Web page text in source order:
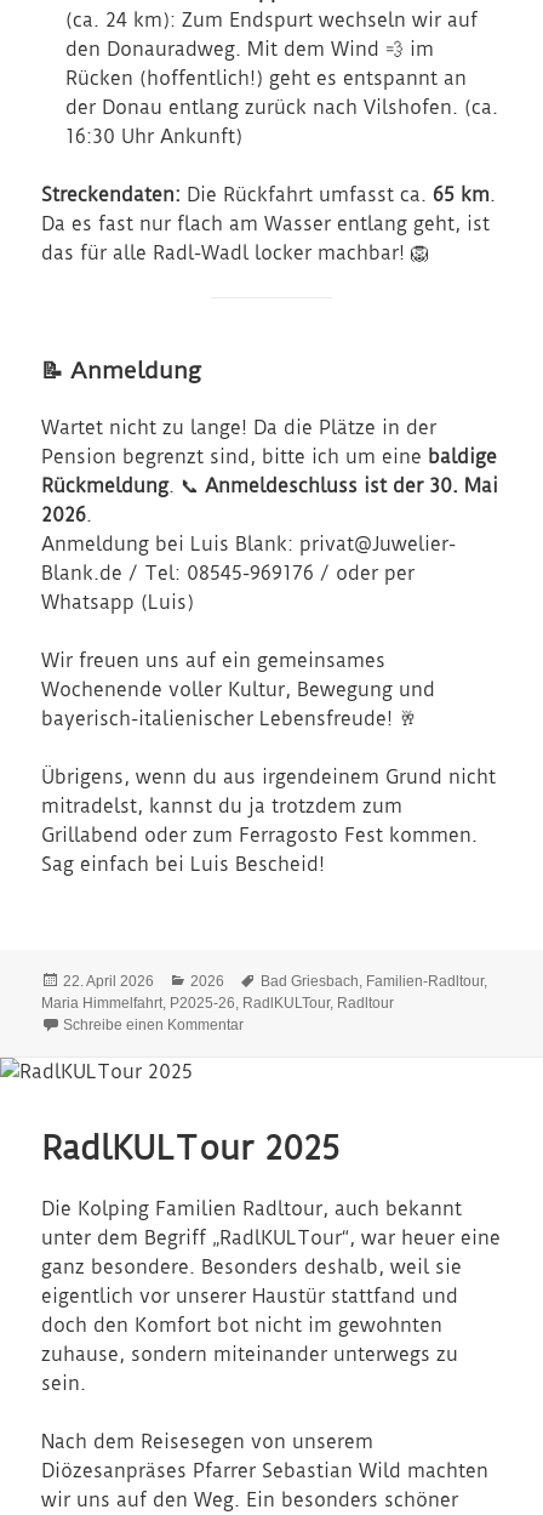
(ca. 24 km): Zum Endspurt wechseln wir auf
den Donauradweg. Mit dem Wind 💨 im
Rücken (hoffentlich!) geht es entspannt an
der Donau entlang zurück nach Vilshofen. (ca.
16:30 Uhr Ankunft)
Streckendaten: Die Rückfahrt umfasst ca. 65 km.
Da es fast nur flach am Wasser entlang geht, ist
das für alle Radl-Wadl locker machbar! 🦁
📝 Anmeldung
Wartet nicht zu lange! Da die Plätze in der
Pension begrenzt sind, bitte ich um eine baldige
Rückmeldung. 📞Anmeldeschluss ist der 30. Mai
2026.
Anmeldung bei Luis Blank: privat@Juwelier-
Blank.de / Tel: 08545-969176 / oder per
Whatsapp (Luis)
Wir freuen uns auf ein gemeinsames
Wochenende voller Kultur, Bewegung und
bayerisch-italienischer Lebensfreude! 🥂
Übrigens, wenn du aus irgendeinem Grund nicht
mitradelst, kannst du ja trotzdem zum
Grillabend oder zum Ferragosto Fest kommen.
Sag einfach bei Luis Bescheid!
Veröffentlicht
am
22. April 2026 Kategorien
2026 Schlagwörter
Bad Griesbach, Familien-Radltour,
Maria Himmelfahrt, P2025-26, RadlKULTour, Radltour
Schreibe einen Kommentarzu RadlKULTour 2026
RadlKULTour 2025
Die Kolping Familien Radltour, auch bekannt
unter dem Begriff „RadlKULTour“, war heuer eine
ganz besondere. Besonders deshalb, weil sie
eigentlich vor unserer Haustür stattfand und
doch den Komfort bot nicht im gewohnten
zuhause, sondern miteinander unterwegs zu
sein.
Nach dem Reisesegen von unserem
Diözesanpräses Pfarrer Sebastian Wild machten
wir uns auf den Weg. Ein besonders schöner